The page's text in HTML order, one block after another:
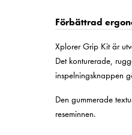
Förbättrad
Xplorer Grip Kit är
Det konturerade,
inspelningsknappen
Den gummerade
reseminnen.